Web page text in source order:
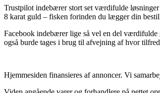
Trustpilot indebærer stort set værdifulde løsninger
8 karat guld – fisken forinden du lægger din
Facebook indebærer lige så vel en del værdifulde
også burde tages i brug til afvejning af hvor
Hjemmesiden finansieres af annoncer. Vi